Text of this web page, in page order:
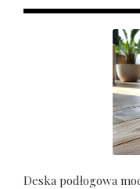
Deska podłogowa